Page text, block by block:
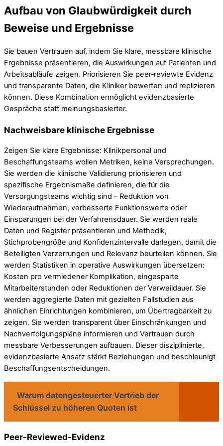
Aufbau von Glaubwürdigkeit durch
Beweise und Ergebnisse
Sie bauen Vertrauen auf, indem Sie klare, messbare klinische
Ergebnisse präsentieren, die Auswirkungen auf Patienten und
Arbeitsabläufe zeigen. Priorisieren Sie peer‑reviewte Evidenz
und transparente Daten, die Kliniker bewerten und replizieren
können. Diese Kombination ermöglicht evidenzbasierte
Gespräche statt meinungsbasierter.
Nachweisbare klinische Ergebnisse
Zeigen Sie klare Ergebnisse: Klinikpersonal und
Beschaffungsteams wollen Metriken, keine Versprechungen.
Sie werden die klinische Validierung priorisieren und
spezifische Ergebnismaße definieren, die für die
Versorgungsteams wichtig sind – Reduktion von
Wiederaufnahmen, verbesserte Funktionswerte oder
Einsparungen bei der Verfahrensdauer. Sie werden reale
Daten und Register präsentieren und Methodik,
Stichprobengröße und Konfidenzintervalle darlegen, damit die
Beteiligten Verzerrungen und Relevanz beurteilen können. Sie
werden Statistiken in operative Auswirkungen übersetzen:
Kosten pro vermiedener Komplikation, eingesparte
Mitarbeiterstunden oder Reduktionen der Verweildauer. Sie
werden aggregierte Daten mit gezielten Fallstudien aus
ähnlichen Einrichtungen kombinieren, um Übertragbarkeit zu
zeigen. Sie werden transparent über Einschränkungen und
Nachverfolgungspläne informieren und Vertrauen durch
messbare Verbesserungen aufbauen. Dieser disziplinierte,
evidenzbasierte Ansatz stärkt Beziehungen und beschleunigt
Beschaffungsentscheidungen.
Warum datengesteuerter Vertrieb der
Schlüssel zu höheren Quoten ist
Peer-Reviewed-Evidenz